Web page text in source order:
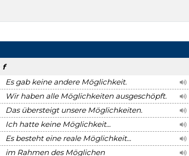
f
Es gab keine andere Möglichkeit.
Wir haben alle Möglichkeiten ausgeschöpft.
Das übersteigt unsere Möglichkeiten.
Ich hatte keine Möglichkeit...
Es besteht eine reale Möglichkeit...
im Rahmen des Möglichen